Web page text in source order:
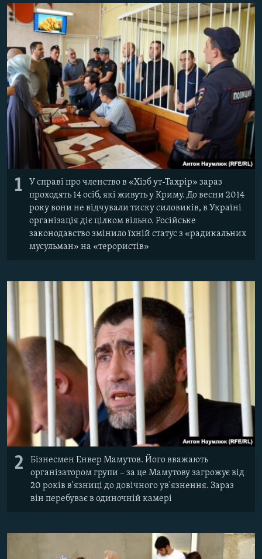
ВІДЕОУРОКИ «ELIFBE»
СВІДЧЕННЯ ОКУПАЦІЇ
УКРАЇНСЬКА ПРОБЛЕМА КРИМУ
ІНФОГРАФІКА
Русский
Qırımtatar
ДОЛУЧАЙСЯ!
Усі сайти RFE/RL
1
У справі про членство в «Хізб ут-Тахрір» зараз
проходять 14 осіб, які живуть у Криму. До весни 2014
року вони не відчували тиску силовиків, в Україні
організація діє цілком вільно. Російське
законодавство змінило їхній статус з «радикальних
мусульман» на «терористів»
2
Бізнесмен Енвер Мамутов. Його вважають
організатором групи – за це Мамутову загрожує від
20 років в'язниці до довічного ув'язнення. Зараз
він перебуває в одиночній камері